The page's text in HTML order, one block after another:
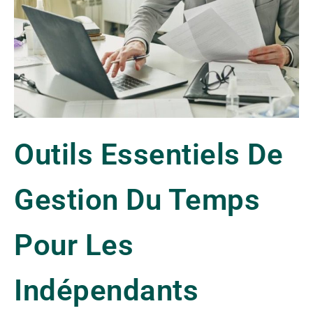
Outils Essentiels De
Gestion Du Temps
Pour Les
Indépendants